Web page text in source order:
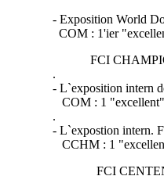
- Exposition World
COM : 1'ier
FCI
.
- L`exposition intern
COM : 1
.
- L`expostion intern.
CCHM : 1
FCI